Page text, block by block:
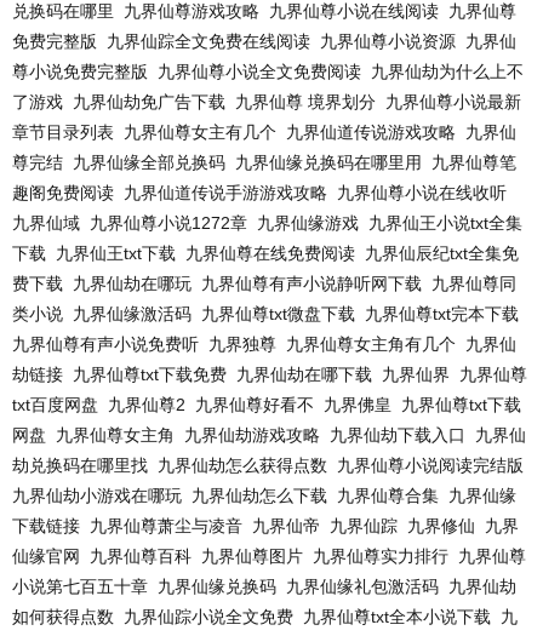
兑换码在哪里
九界仙尊游戏攻略 九界仙尊小说在线阅读 九界仙尊
免费完整版
九界仙踪全文免费在线阅读 九界仙尊小说资源 九界仙
尊小说免费完整版
九界仙尊小说全文免费阅读 九界仙劫为什么上不
了游戏 九界仙劫免广告下载 九界仙尊 境界划分 九界仙尊小说最新
章节目录列表
九界仙尊女主有几个 九界仙道传说游戏攻略 九界仙
尊完结 九界仙缘全部兑换码 九界仙缘兑换码在哪里用
九界仙尊笔
趣阁免费阅读 九界仙道传说手游游戏攻略 九界仙尊小说在线收听
九界仙域 九界仙尊小说1272章 九界仙缘游戏 九界仙王小说txt全集
下载
九界仙王txt下载 九界仙尊在线免费阅读 九界仙辰纪txt全集免
费下载
九界仙劫在哪玩 九界仙尊有声小说静听网下载
九界仙尊同
类小说 九界仙缘激活码 九界仙尊txt微盘下载
九界仙尊txt完本下载
九界仙尊有声小说免费听 九界独尊 九界仙尊女主角有几个 九界仙
劫链接 九界仙尊txt下载免费 九界仙劫在哪下载 九界仙界
九界仙尊
txt百度网盘
九界仙尊2 九界仙尊好看不 九界佛皇
九界仙尊txt下载
网盘
九界仙尊女主角 九界仙劫游戏攻略 九界仙劫下载入口
九界仙
劫兑换码在哪里找 九界仙劫怎么获得点数
九界仙尊小说阅读完结版
九界仙劫小游戏在哪玩 九界仙劫怎么下载 九界仙尊合集 九界仙缘
下载链接 九界仙尊萧尘与凌音 九界仙帝 九界仙踪 九界修仙
九界
仙缘官网
九界仙尊百科 九界仙尊图片 九界仙尊实力排行 九界仙尊
小说第七百五十章 九界仙缘兑换码 九界仙缘礼包激活码 九界仙劫
如何获得点数
九界仙踪小说全文免费 九界仙尊txt全本小说下载
九